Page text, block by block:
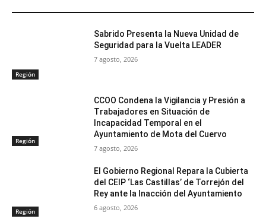
Región
Sabrido Presenta la Nueva Unidad de
Seguridad para la Vuelta LEADER
7 agosto, 2026
Región
CCOO Condena la Vigilancia y Presión a
Trabajadores en Situación de
Incapacidad Temporal en el
Ayuntamiento de Mota del Cuervo
7 agosto, 2026
Región
El Gobierno Regional Repara la Cubierta
del CEIP ‘Las Castillas’ de Torrejón del
Rey ante la Inacción del Ayuntamiento
6 agosto, 2026